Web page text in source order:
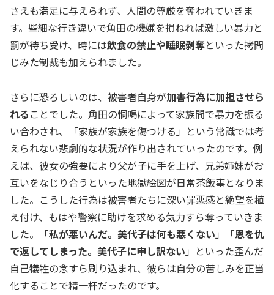
さえも満足に与えられず、人間の尊厳を奪われていきま
す。些細な行き違いで角田の機嫌を損ねれば激しい暴力と
罰が待ち受け、時には飲食の禁止や睡眠剥奪といった拷問
じみた制裁も加えられました。
さらに恐ろしいのは、被害者自身が加害行為に加担させら
れる ことでした。角田の恫喝によって家族間で暴力を振る
い合わされ、「家族が家族を傷つける」という常識では考
えられない悲劇的な状況が作り出されていったのです。例
えば、彼女の強要により父が子に手を上げ、兄弟姉妹がお
互いをなじり合うといった地獄絵図が日常茶飯事となりま
した。こうした行為は被害者たちに深い罪悪感と絶望を植
え付け、もはや警察に助けを求める気力すら奪っていきま
した。「私が悪いんだ。美代子は何も悪くない 」「恩を仇
で返してしまった。美代子に申し訳ない 」といった歪んだ
自己犠牲の念すら刷り込まれ、彼らは自分の苦しみを正当
化することで精一杯だったのです。